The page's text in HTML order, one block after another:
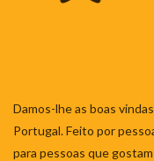
Damos-lhe as boas
Portugal. Feito por
para pessoas que